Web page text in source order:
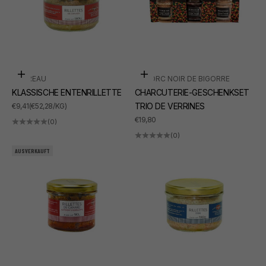
In den Warenkorb
SUDREAU
KLASSISCHE ENTENRILLETTE
ANGEBOT
€9,41(€52,28/KG)
(0)
In den Warenkorb
LE PORC NOIR DE BIGORRE
CHARCUTERIE-GESCHENKSET
TRIO DE VERRINES
ANGEBOT
€19,80
(0)
AUSVERKAUFT